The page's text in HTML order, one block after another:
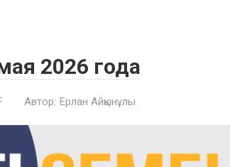
2026 года
Автор: Ерлан Айқынұлы